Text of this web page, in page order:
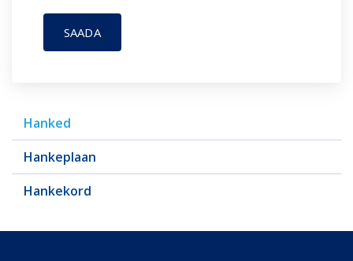
Hanked
Hankeplaan
Hankekord
SAADA